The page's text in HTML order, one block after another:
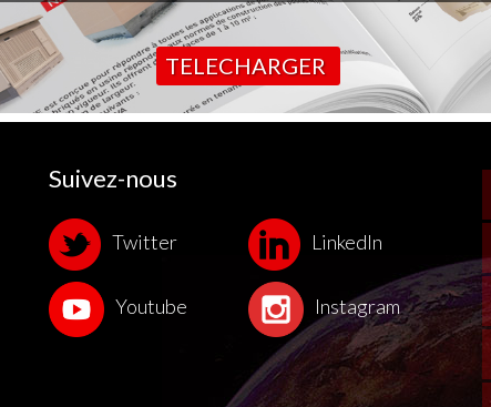
TELECHARGER
Suivez-nous
Twitter LinkedIn
Youtube Instagram